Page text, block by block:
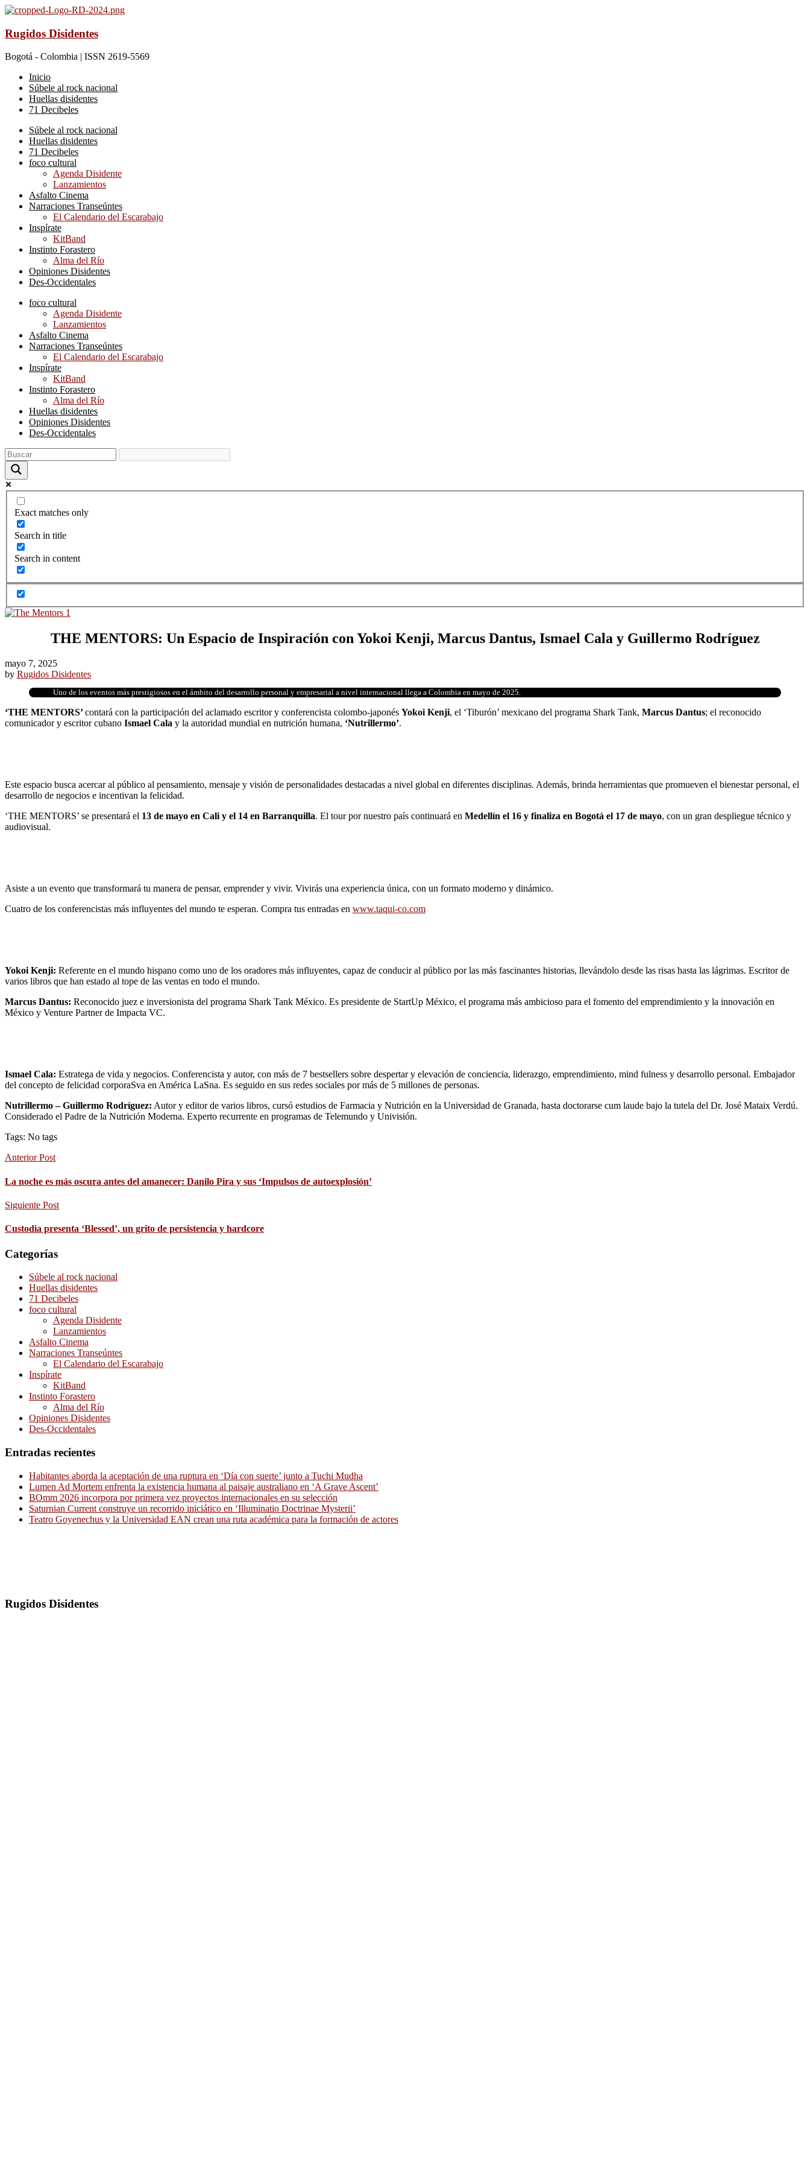
Rugidos Disidentes
Bogotá - Colombia | ISSN 2619-5569
Inicio
Súbele al rock nacional
Huellas disidentes
71 Decibeles
Súbele al rock nacional
Huellas disidentes
71 Decibeles
foco cultural
Agenda Disidente
Lanzamientos
Asfalto Cinema
Narraciones Transeúntes
El Calendario del Escarabajo
Inspírate
KitBand
Instinto Forastero
Alma del Río
Opiniones Disidentes
Des-Occidentales
foco cultural
Agenda Disidente
Lanzamientos
Asfalto Cinema
Narraciones Transeúntes
El Calendario del Escarabajo
Inspírate
KitBand
Instinto Forastero
Alma del Río
Huellas disidentes
Opiniones Disidentes
Des-Occidentales
Exact matches only
Search in title
Search in content
THE MENTORS: Un Espacio de Inspiración con Yokoi Kenji, Marcus Dantus, Ismael Cala y Guillermo Rodríguez
mayo 7, 2025
by Rugidos Disidentes
Uno de los eventos más prestigiosos en el ámbito del desarrollo personal y empresarial a nivel internacional llega a Colombia en mayo de 2025.
‘THE MENTORS’contará con la participación del aclamado escritor y conferencista colombo-japonés Yokoi Kenji, el ‘Tiburón’ mexicano del programa Shark Tank, Marcus Dantus; el reconocido
comunicador y escritor cubano Ismael Cala y la autoridad mundial en nutrición humana, ‘Nutrillermo’.
Este espacio busca acercar al público al pensamiento, mensaje y visión de personalidades destacadas a nivel global en diferentes disciplinas. Además, brinda herramientas que promueven el bienestar personal, el
desarrollo de negocios e incentivan la felicidad.
‘THE MENTORS’ se presentará el 13 de mayo en Cali y el 14 en Barranquilla. El tour por nuestro país continuará en Medellín el 16 y finaliza en Bogotá el 17 de mayo, con un gran despliegue técnico y
audiovisual.
Asiste a un evento que transformará tu manera de pensar, emprender y vivir. Vivirás una experiencia única, con un formato moderno y dinámico.
Cuatro de los conferencistas más influyentes del mundo te esperan. Compra tus entradas en www.taqui-co.com
Yokoi Kenji: Referente en el mundo hispano como uno de los oradores más influyentes, capaz de conducir al público por las más fascinantes historias, llevándolo desde las risas hasta las lágrimas. Escritor de
varios libros que han estado al tope de las ventas en todo el mundo.
Marcus Dantus: Reconocido juez e inversionista del programa Shark Tank México. Es presidente de StartUp México, el programa más ambicioso para el fomento del emprendimiento y la innovación en
México y Venture Partner de Impacta VC.
Ismael Cala: Estratega de vida y negocios. Conferencista y autor, con más de 7 bestsellers sobre despertar y elevación de conciencia, liderazgo, emprendimiento, mind fulness y desarrollo personal. Embajador
del concepto de felicidad corporaSva en América LaSna. Es seguido en sus redes sociales por más de 5 millones de personas.
Nutrillermo – Guillermo Rodríguez: Autor y editor de varios libros, cursó estudios de Farmacia y Nutrición en la Universidad de Granada, hasta doctorarse cum laude bajo la tutela del Dr. José Mataix Verdú.
Considerado el Padre de la Nutrición Moderna. Experto recurrente en programas de Telemundo y Univisión.
Tags: No tags
Anterior Post
La noche es más oscura antes del amanecer: Danilo Pira y sus ‘Impulsos de autoexplosión’
Siguiente Post
Custodia presenta ‘Blessed’, un grito de persistencia y hardcore
Categorías
Súbele al rock nacional
Huellas disidentes
71 Decibeles
foco cultural
Agenda Disidente
Lanzamientos
Asfalto Cinema
Narraciones Transeúntes
El Calendario del Escarabajo
Inspírate
KitBand
Instinto Forastero
Alma del Río
Opiniones Disidentes
Des-Occidentales
Entradas recientes
Habitantes aborda la aceptación de una ruptura en ‘Día con suerte’ junto a Tuchi Mudha
Lumen Ad Mortem enfrenta la existencia humana al paisaje australiano en ‘A Grave Ascent’
BOmm 2026 incorpora por primera vez proyectos internacionales en su selección
Saturnian Current construye un recorrido iniciático en ‘Illuminatio Doctrinae Mysterii’
Teatro Goyenechus y la Universidad EAN crean una ruta académica para la formación de actores
Rugidos Disidentes